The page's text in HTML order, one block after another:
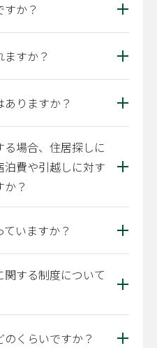
か？
すか？
りますか？
場合、住居探しに
泊費や引越しに対す
？
いますか？
する制度について
くらいですか？